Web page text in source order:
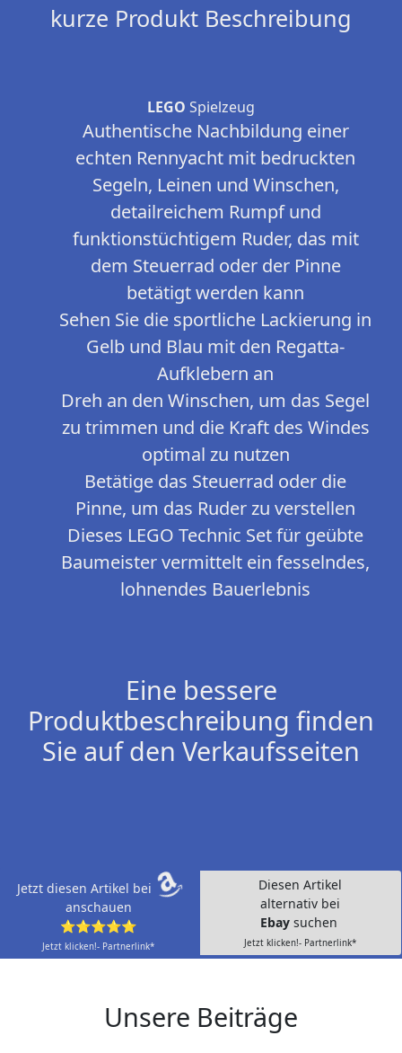
kurze Produkt Beschreibung
LEGO Spielzeug
Authentische Nachbildung einer
echten Rennyacht mit bedruckten
Segeln, Leinen und Winschen,
detailreichem Rumpf und
funktionstüchtigem Ruder, das mit
dem Steuerrad oder der Pinne
betätigt werden kann
Sehen Sie die sportliche Lackierung in
Gelb und Blau mit den Regatta-
Aufklebern an
Dreh an den Winschen, um das Segel
zu trimmen und die Kraft des Windes
optimal zu nutzen
Betätige das Steuerrad oder die
Pinne, um das Ruder zu verstellen
Dieses LEGO Technic Set für geübte
Baumeister vermittelt ein fesselndes,
lohnendes Bauerlebnis
Eine bessere
Produktbeschreibung finden
Sie auf den Verkaufsseiten
Jetzt diesen Artikel bei
anschauen
⭐⭐⭐⭐⭐
Jetzt klicken!- Partnerlink*
Diesen Artikel
alternativ bei
Ebay suchen
Jetzt klicken!- Partnerlink*
Unsere Beiträge